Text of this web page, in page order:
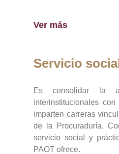
Ver más
Servicio
Es consolidar la
interinstitucionales
imparten carreras
de la Procuraduría,
servicio social y
PAOT ofrece.